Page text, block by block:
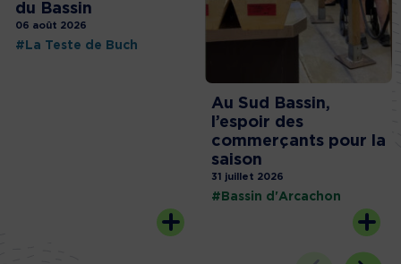
du Bassin
06 août 2026
#La Teste de Buch
Au Sud Bassin,
l’espoir des
commerçants pour la
saison
31 juillet 2026
#Bassin d'Arcachon